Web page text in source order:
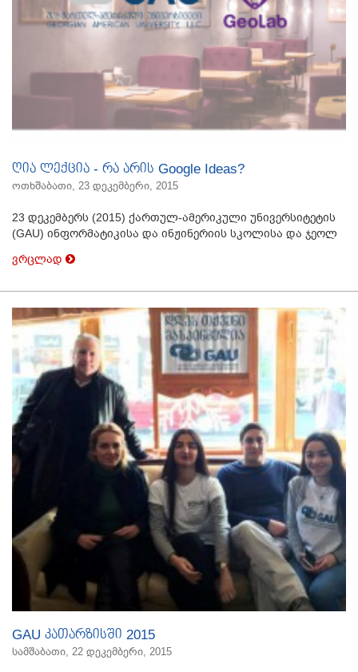
ღია ლექცია - რა არის Google Ideas?
ოთხშაბათი, 23 დეკემბერი, 2015
23 დეკემბერს (2015) ქართულ-ამერიკული უნივერსიტეტის
(GAU) ინფორმატიკისა და ინჟინერიის სკოლისა და ჯეოლ
ვრცლად
GAU კათარზისში 2015
სამშაბათი, 22 დეკემბერი, 2015